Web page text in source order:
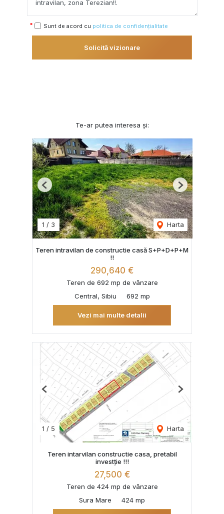
Sunt de acord cu politica de confidențialitate
Solicită vizionare
Te-ar putea interesa și:
1 / 3 Harta
Previous Next
Teren intravilan de constructie casă S+P+D+P+M
!!
290,640 €
Teren de 692 mp de vânzare
Central, Sibiu
692 mp
Vezi mai multe detalii
1 / 5 Harta
Previous Next
Teren intarvilan constructie casa, pretabil
investție !!!
27,500 €
Teren de 424 mp de vânzare
Sura Mare
424 mp